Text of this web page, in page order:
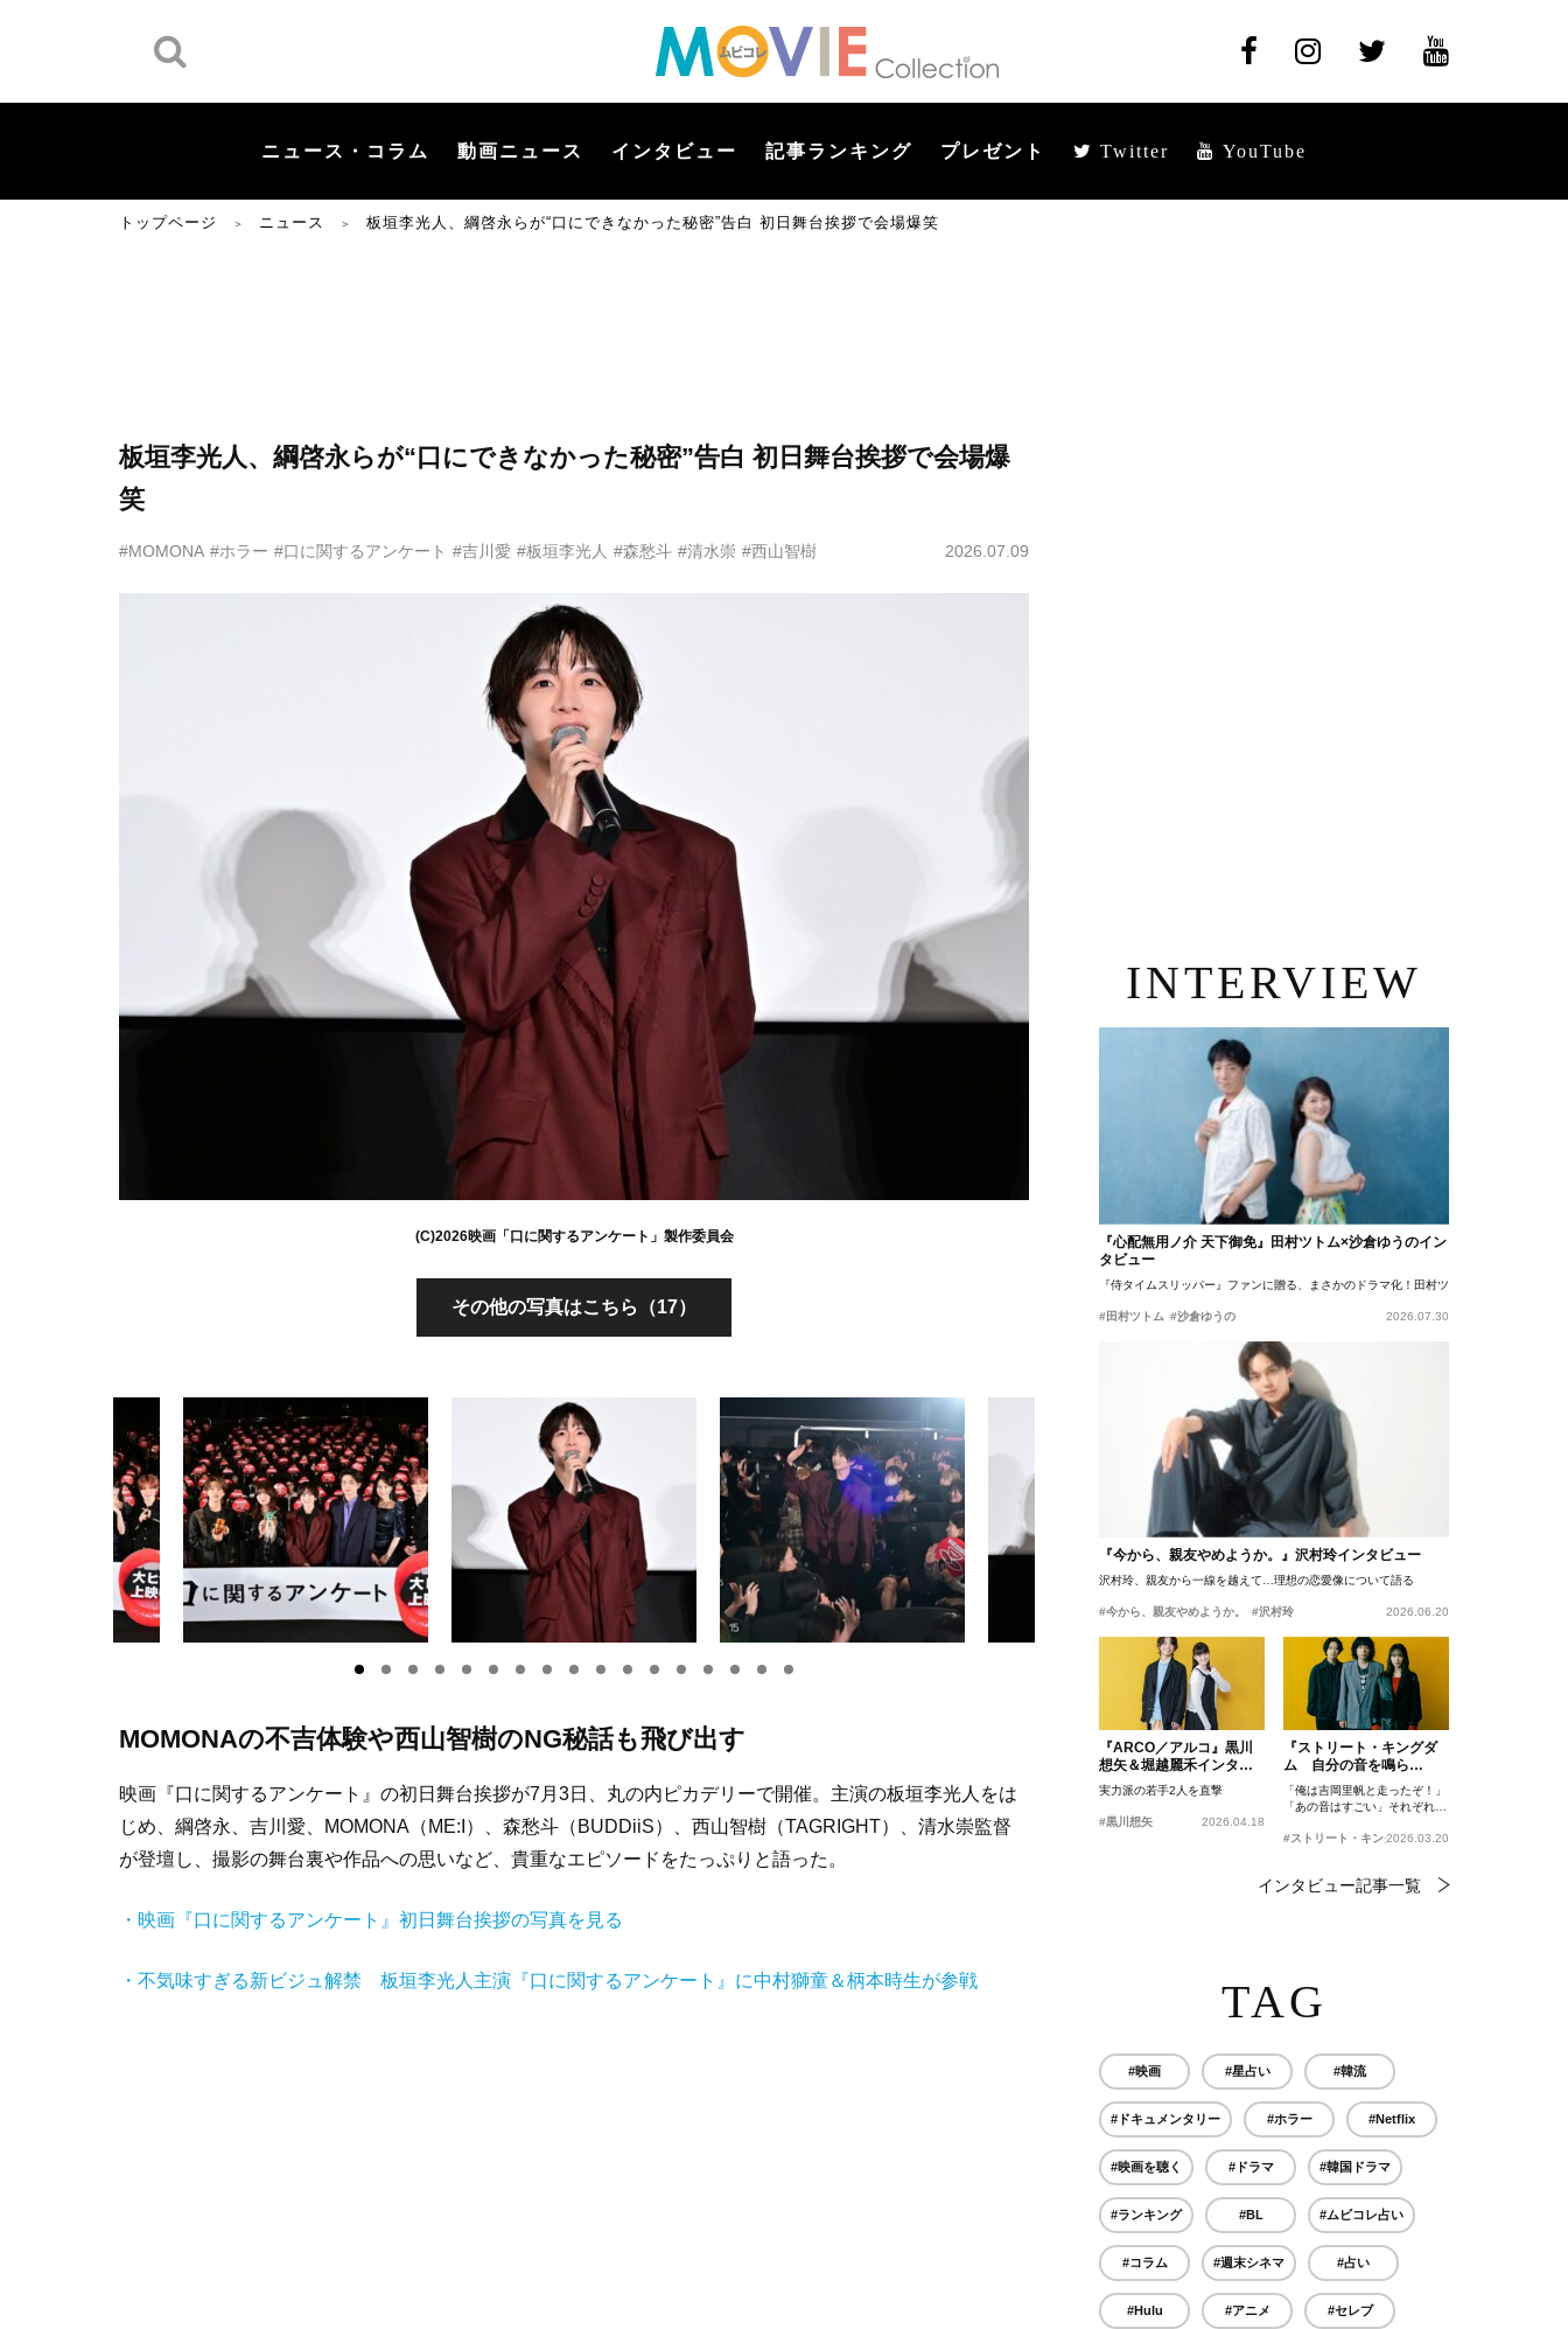
ニュース・コラム 動画ニュース インタビュー 記事ランキング プレゼント Twitter YouTube
トップページ ＞ ニュース ＞ 板垣李光人、綱啓永らが“口にできなかった秘密”告白 初日舞台挨拶で会場爆笑
板垣李光人、綱啓永らが“口にできなかった秘密”告白 初日舞台挨拶で会場爆
笑
#MOMONA #ホラー #口に関するアンケート #吉川愛 #板垣李光人 #森愁斗 #清水崇 #西山智樹 2026.07.09
(C)2026映画「口に関するアンケート」製作委員会
その他の写真はこちら（17）
MOMONAの不吉体験や西山智樹のNG秘話も飛び出す
映画『口に関するアンケート』の初日舞台挨拶が7月3日、丸の内ピカデリーで開催。主演の板垣李光人をは
じめ、綱啓永、吉川愛、MOMONA（ME:I）、森愁斗（BUDDiiS）、西山智樹（TAGRIGHT）、清水崇監督
が登壇し、撮影の舞台裏や作品への思いなど、貴重なエピソードをたっぷりと語った。
・映画『口に関するアンケート』初日舞台挨拶の写真を見る
・不気味すぎる新ビジュ解禁 板垣李光人主演『口に関するアンケート』に中村獅童＆柄本時生が参戦
INTERVIEW
『心配無用ノ介 天下御免』田村ツトム×沙倉ゆうのイン
タビュー
『侍タイムスリッパー』ファンに贈る、まさかのドラマ化！田村ツトム×沙倉ゆうのが語
#田村ツトム #沙倉ゆうの 2026.07.30
『今から、親友やめようか。』沢村玲インタビュー
沢村玲、親友から一線を越えて…理想の恋愛像について語る
#今から、親友やめようか。 #沢村玲 2026.06.20
『ARCO／アルコ』黒川
想矢＆堀越麗禾インタビ
ュー
実力派の若手2人を直撃
#黒川想矢 2026.04.18
『ストリート・キングダ
ム 自分の音を鳴ら
せ。』峯田和伸、若葉竜
也、吉岡里帆インタビュ
ー
「俺は吉岡里帆と走ったぞ！」
「あの音はすごい」それぞれの
#ストリート・キングダム 自分の音を鳴らせ。
2026.03.20
インタビュー記事一覧
TAG
#映画 #星占い #韓流
#ドキュメンタリー #ホラー #Netflix
#映画を聴く #ドラマ #韓国ドラマ
#ランキング #BL #ムビコレ占い
#コラム #週末シネマ #占い
#Hulu #アニメ #セレブ